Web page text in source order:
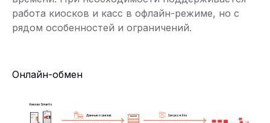
работа киосков и касс в офлайн-режиме, но с
рядом особенностей и ограничений.
Онлайн-обмен